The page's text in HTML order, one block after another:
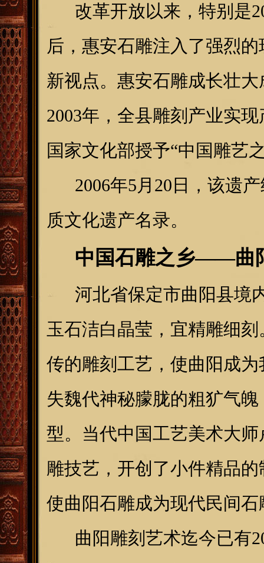
改革开放以来，特别是
后，惠安石雕注入了强烈
新视点。惠安石雕成长壮
2003年，全县雕刻产业实
国家文化部授予“中国雕艺
2006年5月20日，该遗产
质文化遗产名录。
中国石雕之乡——曲
河北省保定市曲阳县境内
玉石洁白晶莹，宜精雕细
传的雕刻工艺，使曲阳成
失魏代神秘朦胧的粗犷气
型。当代中国工艺美术大
雕技艺，开创了小件精品
使曲阳石雕成为现代民间
曲阳雕刻艺术迄今已有